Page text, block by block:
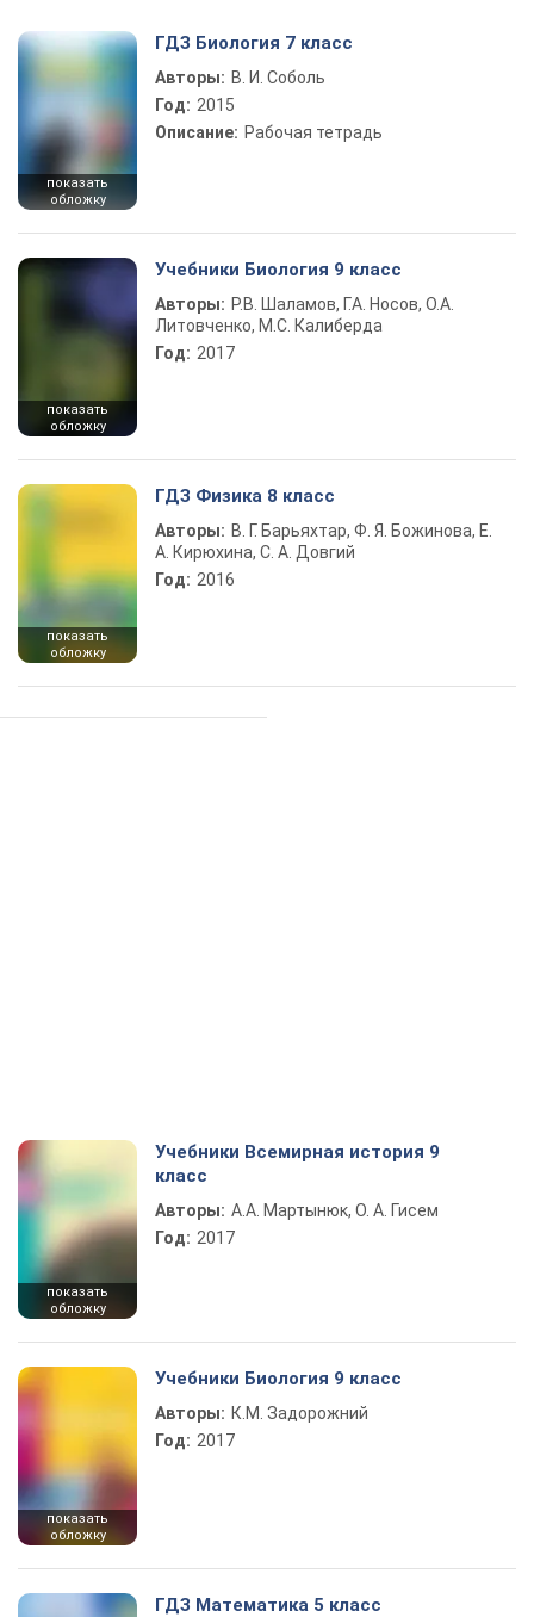
показать
обложку
ГДЗ Биология 7 класс
Авторы: В. И. Соболь
Год: 2015
Описание: Рабочая тетрадь
показать
обложку
Учебники Биология 9 класс
Авторы: Р.В. Шаламов, Г.А. Носов, О.А.
Литовченко, М.С. Калиберда
Год: 2017
показать
обложку
ГДЗ Физика 8 класс
Авторы: В. Г. Барьяхтар, Ф. Я. Божинова, Е.
А. Кирюхина, С. А. Довгий
Год: 2016
показать
обложку
Учебники Всемирная история 9
класс
Авторы: А.А. Мартынюк, О. А. Гисем
Год: 2017
показать
обложку
Учебники Биология 9 класс
Авторы: К.М. Задорожний
Год: 2017
ГДЗ Математика 5 класс